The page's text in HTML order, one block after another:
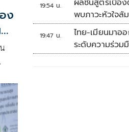
ง
19:54 น.
ผลชันสูตรเบื้อ
พบภาวะหัวใจล้
สารพิษ รอจอร์
19:47 น.
ไทย-เมียนมา
ระดับความร่ว